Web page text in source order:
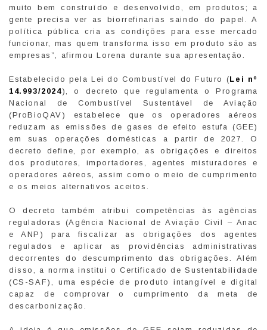
muito bem construído e desenvolvido, em produtos; a
gente precisa ver as biorrefinarias saindo do papel. A
política pública cria as condições para esse mercado
funcionar, mas quem transforma isso em produto são as
empresas”, afirmou Lorena durante sua apresentação.
Estabelecido pela Lei do Combustível do Futuro (Lei nº
14.993/2024), o decreto que regulamenta o Programa
Nacional de Combustível Sustentável de Aviação
(ProBioQAV) estabelece que os operadores aéreos
reduzam as emissões de gases de efeito estufa (GEE)
em suas operações domésticas a partir de 2027. O
decreto define, por exemplo, as obrigações e direitos
dos produtores, importadores, agentes misturadores e
operadores aéreos, assim como o meio de cumprimento
e os meios alternativos aceitos.
O decreto também atribui competências às agências
reguladoras (Agência Nacional de Aviação Civil – Anac
e ANP) para fiscalizar as obrigações dos agentes
regulados e aplicar as providências administrativas
decorrentes do descumprimento das obrigações. Além
disso, a norma institui o Certificado de Sustentabilidade
(CS-SAF), uma espécie de produto intangível e digital
capaz de comprovar o cumprimento da meta de
descarbonização.